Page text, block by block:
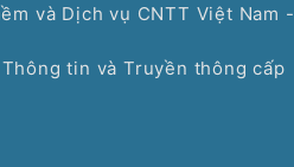
và Dịch vụ CNTT Việt Nam -
tin và Truyền thông cấp